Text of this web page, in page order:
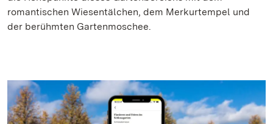
romantischen Wiesentälchen, dem Merkurtempel und
der berühmten Gartenmoschee.